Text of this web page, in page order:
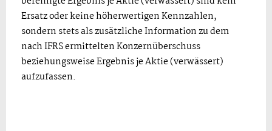
Ersatz oder keine höherwertigen Kennzahlen,
sondern stets als zusätzliche Information zu dem
nach IFRS ermittelten Konzernüberschuss
beziehungsweise Ergebnis je Aktie (verwässert)
aufzufassen.